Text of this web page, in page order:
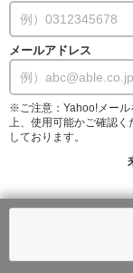
メールアドレス
※ご注意：Yahoo!メール
上、使用可能かご確認く
しております。